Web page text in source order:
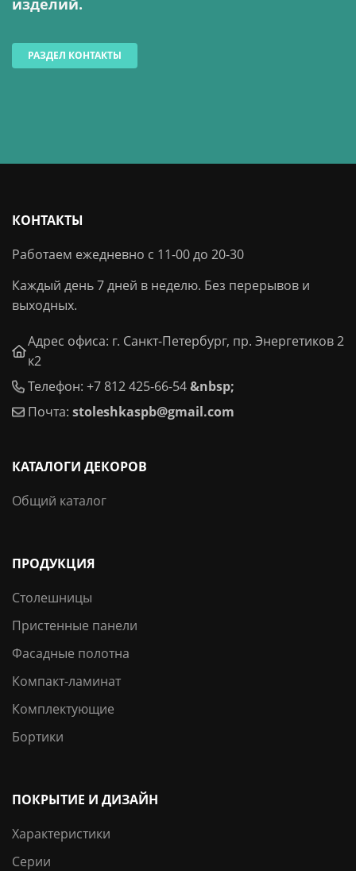
изделий.
РАЗДЕЛ КОНТАКТЫ
КОНТАКТЫ
Работаем ежедневно с 11-00 до 20-30
Каждый день 7 дней в неделю. Без перерывов и
выходных.
Адрес офиса: г. Санкт-Петербург, пр. Энергетиков 2
к2
Телефон: +7 812 425-66-54&nbsp;
Почта: stoleshkaspb@gmail.com
КАТАЛОГИ ДЕКОРОВ
Общий каталог
ПРОДУКЦИЯ
Столешницы
Пристенные панели
Фасадные полотна
Компакт-ламинат
Комплектующие
Бортики
ПОКРЫТИЕ И ДИЗАЙН
Характеристики
Серии